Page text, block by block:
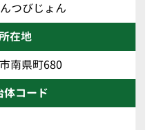
つびじょん
在地
南県町680
体コード